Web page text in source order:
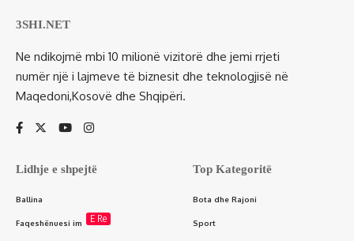
3SHI.NET
Ne ndikojmë mbi 10 milionë vizitorë dhe jemi rrjeti
numër një i lajmeve të biznesit dhe teknologjisë në
Maqedoni,Kosovë dhe Shqipëri.
Lidhje e shpejtë
Ballina
Faqeshënuesi im E Re
Top Kategoritë
Bota dhe Rajoni
Sport